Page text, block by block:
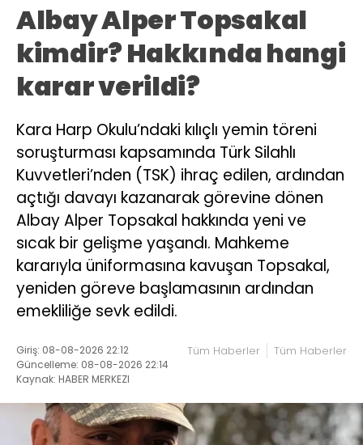
Albay Alper Topsakal
kimdir? Hakkında hangi
karar verildi?
Kara Harp Okulu’ndaki kılıçlı yemin töreni
soruşturması kapsamında Türk Silahlı
Kuvvetleri’nden (TSK) ihraç edilen, ardından
açtığı davayı kazanarak görevine dönen
Albay Alper Topsakal hakkında yeni ve
sıcak bir gelişme yaşandı. Mahkeme
kararıyla üniformasına kavuşan Topsakal,
yeniden göreve başlamasının ardından
emekliliğe sevk edildi.
Giriş: 08-08-2026 22:12
Güncelleme: 08-08-2026 22:14
Kaynak: HABER MERKEZI
Tüm Haberler Tüm Haberler